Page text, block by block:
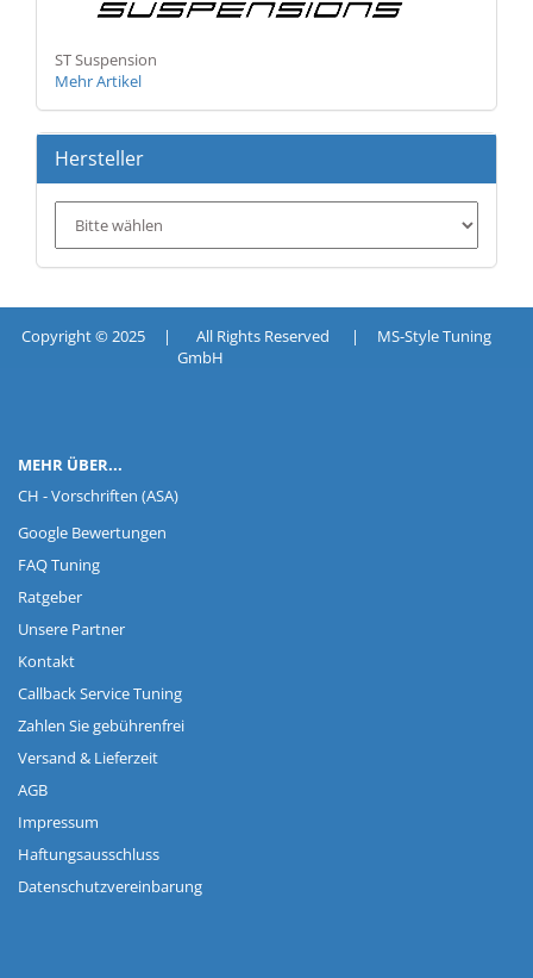
ST Suspension
Mehr Artikel
Hersteller
Copyright © 2025 | All Rights Reserved | MS-Style Tuning
GmbH
MEHR ÜBER...
CH - Vorschriften (ASA)
Google Bewertungen
FAQ Tuning
Ratgeber
Unsere Partner
Kontakt
Callback Service Tuning
Zahlen Sie gebührenfrei
Versand & Lieferzeit
AGB
Impressum
Haftungsausschluss
Datenschutzvereinbarung